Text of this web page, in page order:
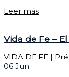
Leer más
Vida de Fe –
VIDA DE FE |
06 Jun